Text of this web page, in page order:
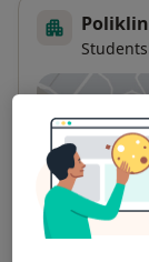
Dostupnost
Na této
Co mám v